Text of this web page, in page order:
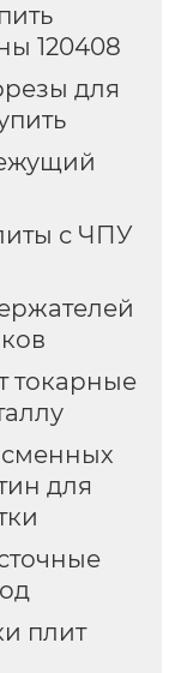
120408
для
с ЧПУ
токарные
для
плит